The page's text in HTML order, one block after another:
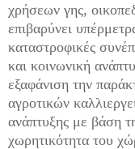
χρήσεων γης,
επιβαρύνει
καταστροφικές
και κοινωνική
εξαφάνιση την
αγροτικών
ανάπτυξης με βάση
χωρητικότητα του